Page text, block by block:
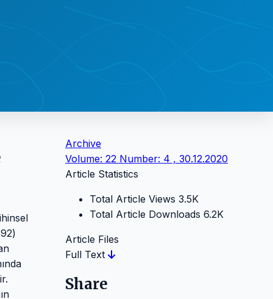
Archive
Volume: 22 Number: 4 , 30.12.2020
Article Statistics
Total Article Views 3.5K
Total Article Downloads 6.2K
Article Files
Full Text
Share